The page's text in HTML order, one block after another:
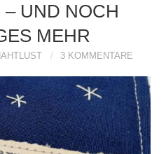
– UND NOCH
MEHR
3 KOMMENTARE